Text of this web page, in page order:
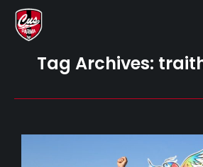
Tag Archives: